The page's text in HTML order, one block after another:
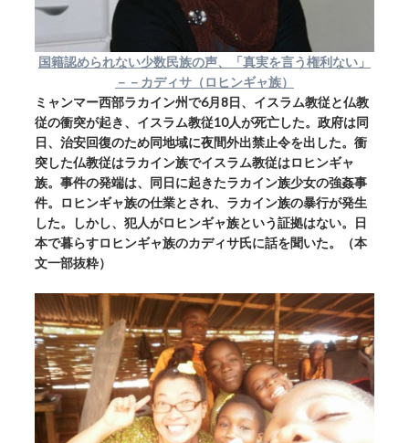
国籍認められない少数民族の声、「真実を言う権利ない」
－－カディサ（ロヒンギャ族）
ミャンマー西部ラカイン州で6月8日、イスラム教従と仏教
従の衝突が起き、イスラム教従10人が死亡した。政府は同
日、治安回復のため同地域に夜間外出禁止令を出した。衝
突した仏教従はラカイン族でイスラム教従はロヒンギャ
族。事件の発端は、同日に起きたラカイン族少女の強姦事
件。ロヒンギャ族の仕業とされ、ラカイン族の暴行が発生
した。しかし、犯人がロヒンギャ族という証拠はない。日
本で暮らすロヒンギャ族のカディサ氏に話を聞いた。（本
文一部抜粋）